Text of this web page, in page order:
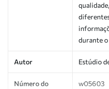
durante o
Autor Estúdio
Número do
w05603